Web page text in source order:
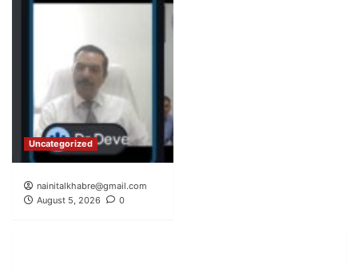
Uncategorized
nainitalkhabre@gmail.com
August 5, 2026
0